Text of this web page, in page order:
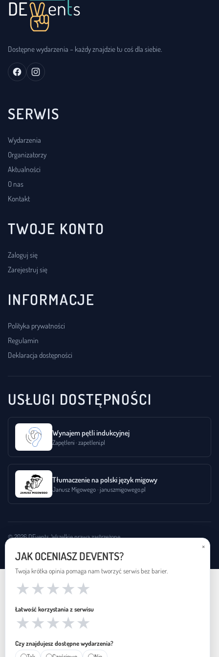
Dostępne wydarzenia – każdy znajdzie tu coś dla siebie.
SERWIS
Wydarzenia
Organizatorzy
Aktualności
O nas
Kontakt
TWOJE KONTO
Zaloguj się
Zarejestruj się
INFORMACJE
Polityka prywatności
Regulamin
Deklaracja dostępności
USŁUGI DOSTĘPNOŚCI
Wynajem pętli indukcyjnej
Zapętleni · zapetleni.pl
Tłumaczenie na polski język migowy
Janusz Migowego · januszmigowego.pl
© 2026 DEvents. Wszelkie prawa zastrzeżone.
arrow_upwardDo góry
×
JAK OCENIASZ DEVENTS?
Twoja krótka opinia pomaga nam tworzyć serwis bez barier.
★
★
★
★
★
Łatwość korzystania z serwisu
★
★
★
★
★
Czy znajdujesz dostępne wydarzenia?
Znaleziono 1 wydarzenie.